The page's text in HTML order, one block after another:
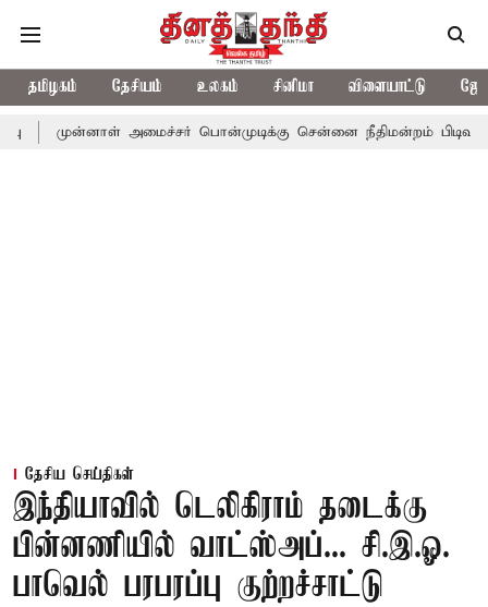
தமிழகம் தேசியம் உலகம் சினிமா விளையாட்டு
அமைச்சர் பொன்முடிக்கு சென்னை நீதிமன்றம் பிடிவாராண்ட்
தேசிய செய்திகள்
இந்தியாவில் டெலிகிராம் தடைக்கு
பின்னணியில் வாட்ஸ்அப்... சி.இ.ஓ.
பாவெல் பரபரப்பு குற்றச்சாட்டு